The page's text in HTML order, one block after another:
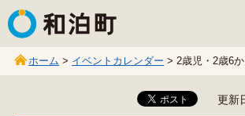
和泊町
ホーム > イベントカレンダー > 2歳児・2歳6
更新